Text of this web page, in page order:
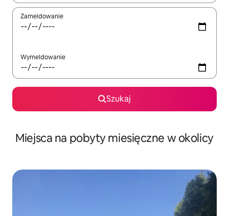
Zameldowanie
Wymeldowanie
Szukaj
Miejsca na pobyty miesięczne w okolicy